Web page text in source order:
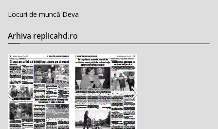
Locuri de muncă Deva
Arhiva replicahd.ro